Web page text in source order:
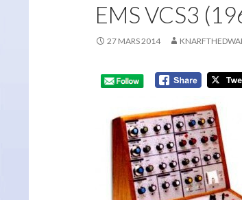
EMS VCS3
27 MARS 2014